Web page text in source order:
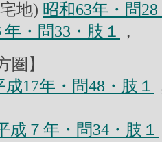
地) 昭和63年・問
・問33・肢１
，
圏】
成17年・問48・肢１
成７年・問34・肢１